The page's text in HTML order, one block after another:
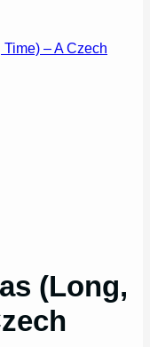
– A Czech
(Long,